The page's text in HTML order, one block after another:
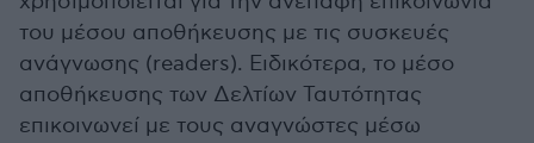
του μέσου αποθήκευσης με τις συσκευές
ανάγνωσης (readers). Ειδικότερα, το μέσο
αποθήκευσης των Δελτίων Ταυτότητας
επικοινωνεί με τους αναγνώστες μέσω